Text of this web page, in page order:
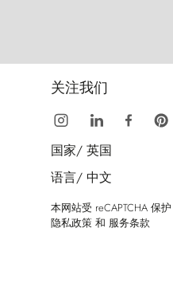
关注我们
国家/ 英国
语言/ 中文
本网站受 reCAPTCHA 保
隐私政策 和 服务条款